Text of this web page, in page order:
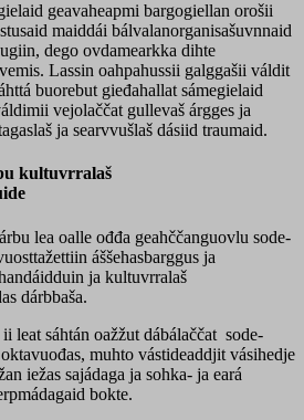
geavaheapmi bargogiellan orošii
maiddái bálvalanorganisašuvnnaid
dego ovdamearkka dihte
Lassin oahpahussii galggašii váldit
buorebut gieđahallat sámegielaid
vejolaččat gullevaš árgges ja
ja searvvušlaš dásiid traumaid.
kultuvrralaš
lea oalle ođđa geahččanguovlu sode-
áššehasbarggus ja
ja kultuvrralaš
dárbbaša.
leat sáhtán oažžut dábálaččat sode-
muhto vástideaddjit vásihedje
iežas sajádaga ja sohka- ja eará
bokte.